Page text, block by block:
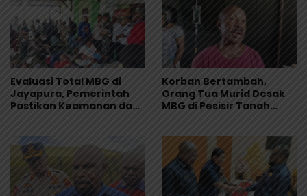
Evaluasi Total MBG di
Jayapura, Pemerintah
Pastikan Keamanan dan
Korban Bertambah,
Orang Tua Murid Desak
MBG di Pesisir Tanah